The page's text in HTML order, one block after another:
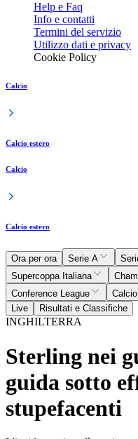
Help e Faq
Info e contatti
Termini del servizio
Utilizzo dati e privacy
Cookie Policy
Calcio
Calcio estero
Calcio
Calcio estero
Ora per ora Serie A
Supercoppa Italiana
Conference League
Live
Risultati e Classifiche
INGHILTERRA
Sterling nei
guida sotto
stupefacenti